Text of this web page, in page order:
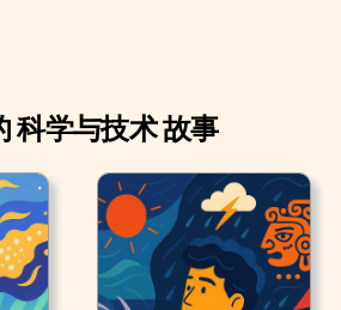
科学与技术 故事